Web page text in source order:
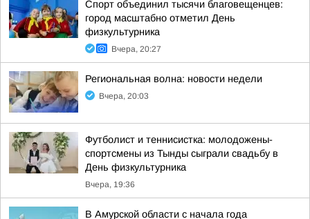
Спорт объединил тысячи благовещенцев:
город масштабно отметил День
физкультурника
Вчера, 20:27
Региональная волна: новости недели
Вчера, 20:03
Футболист и теннисистка: молодожены-
спортсмены из Тынды сыграли свадьбу в
День физкультурника
Вчера, 19:36
В Амурской области с начала года